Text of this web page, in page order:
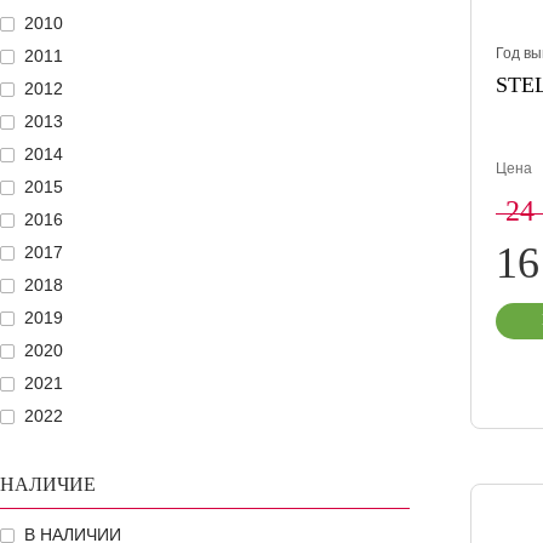
2010
2011
2012
2013
2014
2015
2016
2017
2018
2019
2020
2021
2022
НАЛИЧИЕ
В НАЛИЧИИ
Год
Цена